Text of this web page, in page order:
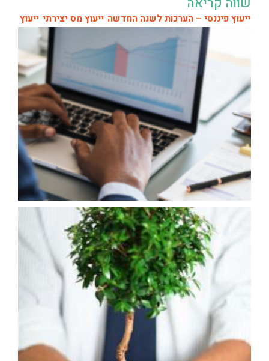
ייעוץ פיננסי – הערכות לשנה החדשה ייעוץ מס יצירתי ייעוץ